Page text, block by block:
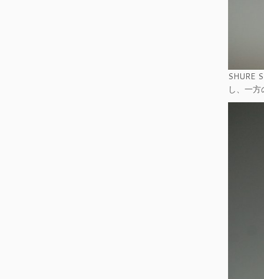
SHURE
し、一